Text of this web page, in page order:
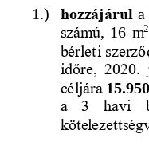
1.) hozzájárul a
számú, 16  m2
bérleti
időre,  2020.
céljára
a  3  havi